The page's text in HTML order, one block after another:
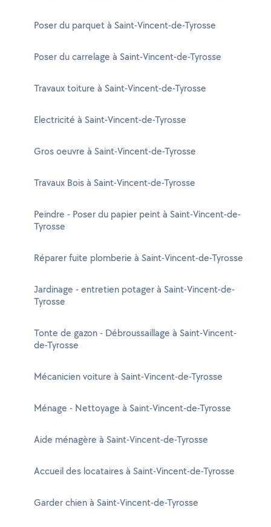
Poser du parquet à Saint-Vincent-de-Tyrosse
Poser du carrelage à Saint-Vincent-de-Tyrosse
Travaux toiture à Saint-Vincent-de-Tyrosse
Electricité à Saint-Vincent-de-Tyrosse
Gros oeuvre à Saint-Vincent-de-Tyrosse
Travaux Bois à Saint-Vincent-de-Tyrosse
Peindre - Poser du papier peint à Saint-Vincent-de-
Tyrosse
Réparer fuite plomberie à Saint-Vincent-de-Tyrosse
Jardinage - entretien potager à Saint-Vincent-de-
Tyrosse
Tonte de gazon - Débroussaillage à Saint-Vincent-
de-Tyrosse
Mécanicien voiture à Saint-Vincent-de-Tyrosse
Ménage - Nettoyage à Saint-Vincent-de-Tyrosse
Aide ménagère à Saint-Vincent-de-Tyrosse
Accueil des locataires à Saint-Vincent-de-Tyrosse
Garder chien à Saint-Vincent-de-Tyrosse